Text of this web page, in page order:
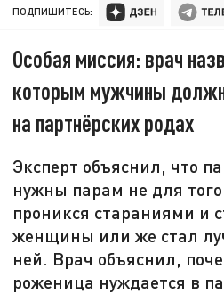
ПОДПИШИТЕСЬ:
Особая миссия: врач
которым мужчины
на партнёрских родах
Эксперт объяснил, что
нужны парам не для
проникся стараниями и
женщины или же стал
ней. Врач объяснил,
роженица нуждается в